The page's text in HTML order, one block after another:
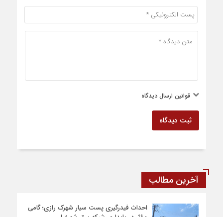
قوانین ارسال دیدگاه
ثبت دیدگاه
آخرین مطالب
احداث فیدرگیری پست سیار شهرک رازی؛ گامی